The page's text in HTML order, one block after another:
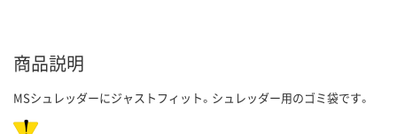
商品説明
MSシュレッダーにジャストフィット。シュレッダー用のゴミ袋です。